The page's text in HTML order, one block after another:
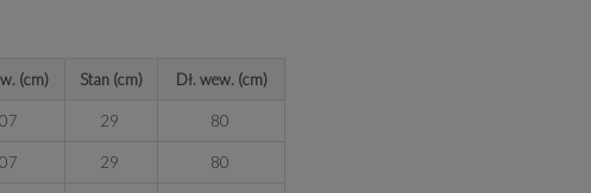
(cm) Stan (cm) Dł. wew. (cm)
29 80
29 80